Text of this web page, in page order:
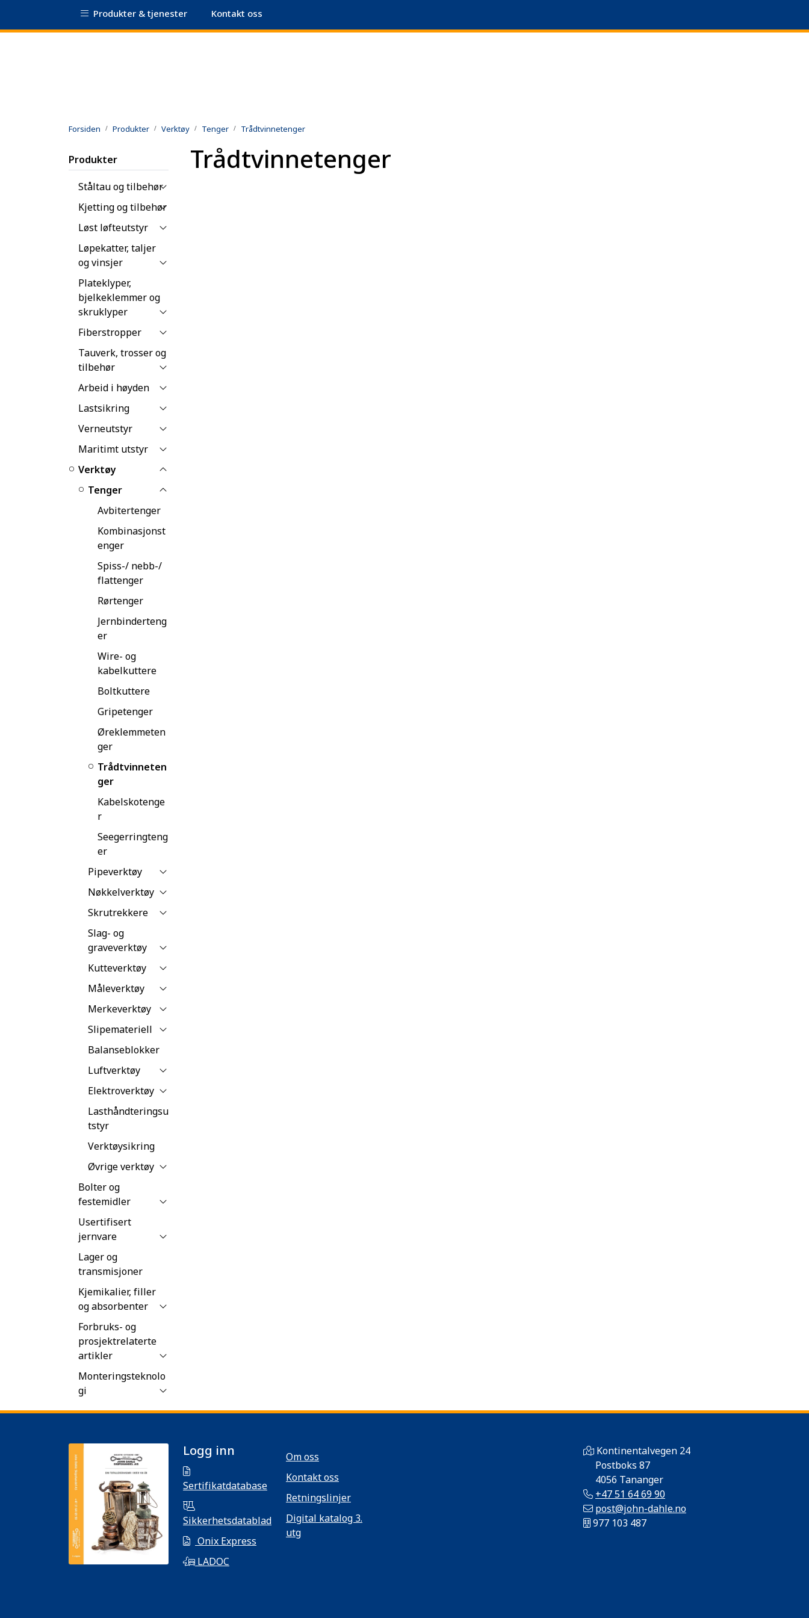
Sertifikatdatabase | Sikkerhetsdatablad
Produkter & tjenester Kontakt oss
Forsiden Produkter Verktøy Tenger Trådtvinnetenger
Produkter
Ståltau og tilbehør
Kjetting og tilbehør
Løst løfteutstyr
Løpekatter, taljer
og vinsjer
Plateklyper,
bjelkeklemmer og
skruklyper
Fiberstropper
Tauverk, trosser og
tilbehør
Arbeid i høyden
Lastsikring
Verneutstyr
Maritimt utstyr
Verktøy
Tenger
Avbitertenger
Kombinasjonst
enger
Spiss-/ nebb-/
flattenger
Rørtenger
Jernbinderteng
er
Wire- og
kabelkuttere
Boltkuttere
Gripetenger
Øreklemmeten
ger
Trådtvinneten
ger
Kabelskotenge
r
Seegerringteng
er
Pipeverktøy
Nøkkelverktøy
Skrutrekkere
Slag- og
graveverktøy
Kutteverktøy
Måleverktøy
Merkeverktøy
Slipemateriell
Balanseblokker
Luftverktøy
Elektroverktøy
Lasthåndteringsu
tstyr
Verktøysikring
Øvrige verktøy
Bolter og
festemidler
Usertifisert
jernvare
Lager og
transmisjoner
Kjemikalier, filler
og absorbenter
Forbruks- og
prosjektrelaterte
artikler
Monteringsteknolo
gi
Trådtvinnetenger
Logg inn
Sertifikatdatabase
Sikkerhetsdatablad
Onix Express
LADOC
Om oss
Kontakt oss
Retningslinjer
Digital katalog 3.
utg
Kontinentalvegen 24
Postboks 87
4056 Tananger
+47 51 64 69 90
post@john-dahle.no
977 103 487